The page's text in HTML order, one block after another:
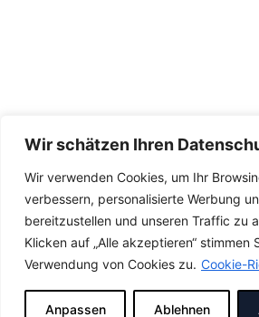
Wir schätzen Ihren
Wir verwenden Cookies, um Ihr
verbessern, personalisierte Werbung
bereitzustellen und unseren Traffic zu
Klicken auf „Alle akzeptieren“ stimmen
Verwendung von Cookies zu. Cookie-
Anpassen Ablehnen